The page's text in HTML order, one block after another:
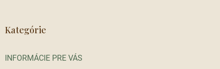
Kategórie
INFORMÁCIE PRE VÁS